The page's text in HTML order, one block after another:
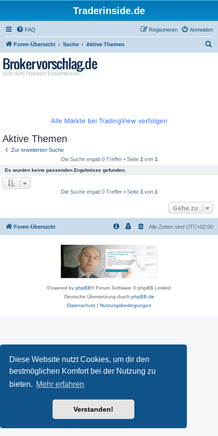
Diese Website nutzt Cookies, um dir den
bestmöglichen Komfort bei der Nutzung zu
bieten. Mehr erfahren
Verstanden!
Traderinside.de
FAQ Anmelden
Registrieren
Foren-Übersicht Suche Aktive Themen
Alle Märkte bei TradingView verfolgen
Aktive Themen
Zur erweiterten Suche
Die Suche ergab 0 Treffer • Seite 1 von 1
Es wurden keine passenden Ergebnisse gefunden.
Die Suche ergab 0 Treffer • Seite 1 von 1
Gehe zu
Foren-Übersicht Alle Zeiten sind UTC+02:00
Powered by phpBB® Forum Software © phpBB Limited
Deutsche Übersetzung durch phpBB.de
Datenschutz| Nutzungsbedingungen